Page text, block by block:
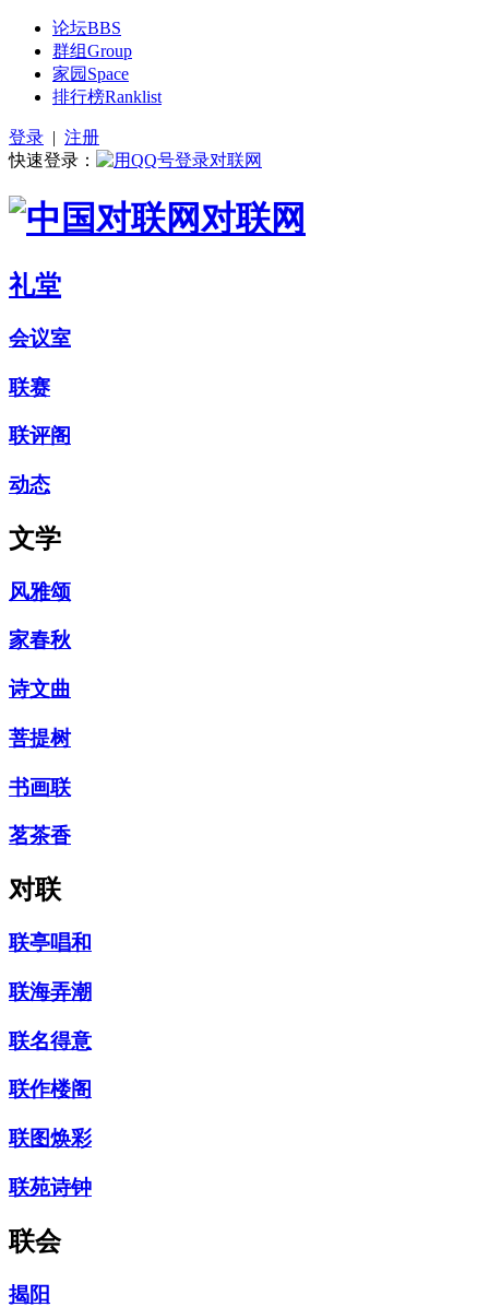
论坛BBS
群组Group
家园 Space
排行榜Ranklist
登录 | 注册
快速登录：
对联网
礼堂
会议室
联赛
联评阁
动态
文学
风雅颂
家春秋
诗文曲
菩提树
书画联
茗茶香
对联
联亭唱和
联海弄潮
联名得意
联作楼阁
联图焕彩
联苑诗钟
联会
揭阳